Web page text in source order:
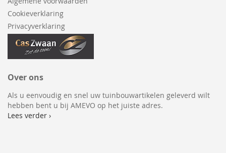
Cookieverklaring
Privacyverklaring
Over ons
Als u eenvoudig en snel uw tuinbouwartikelen geleverd wilt
hebben bent u bij AMEVO op het juiste adres.
Lees verder ›